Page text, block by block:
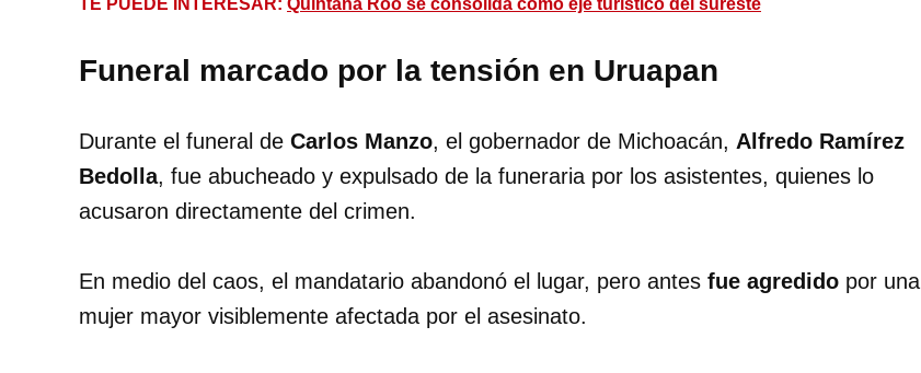
TE PUEDE INTERESAR: Quintana Roo se consolida como eje turístico del sureste
Funeral marcado por la tensión en Uruapan
Durante el funeral de Carlos Manzo, el gobernador de Michoacán, Alfredo Ramírez
Bedolla, fue abucheado y expulsado de la funeraria por los asistentes, quienes lo
acusaron directamente del crimen.
En medio del caos, el mandatario abandonó el lugar, pero antes fue agredido por una
mujer mayor visiblemente afectada por el asesinato.